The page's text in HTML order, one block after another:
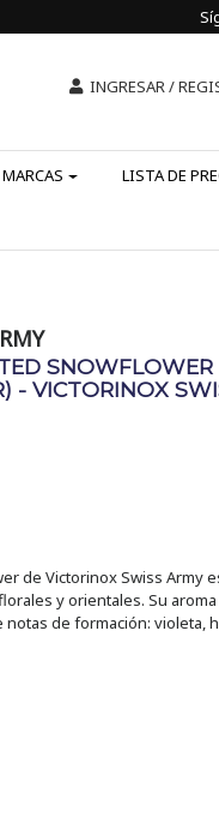
INGRESAR /
LISTA DE
- VICTORINOX
de Victorinox Swiss Army
y orientales. Su
de formación: violeta,